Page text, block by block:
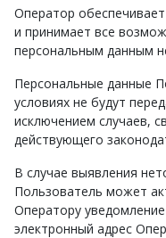
Оператор
и принимает все
персональным данным
Персональные данные
условиях не будут
исключением случаев,
действующего
В случае выявления
Пользователь может
Оператору
электронный адрес